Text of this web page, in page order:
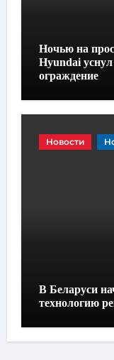
Ночью на
Hyundai уснул за рулем и протаранил
ограждение
Новости
В Беларуси
технологию